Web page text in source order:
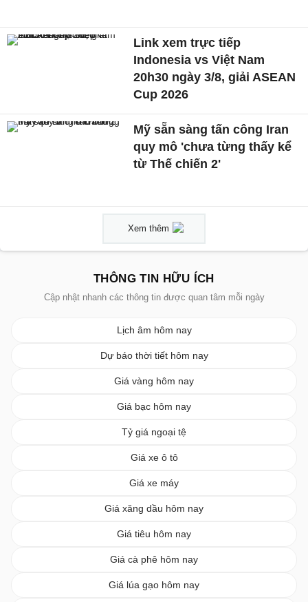
Link xem trực tiếp
Indonesia vs Việt Nam
20h30 ngày 3/8, giải ASEAN
Cup 2026
Mỹ sẵn sàng tấn công Iran
quy mô 'chưa từng thấy kể
từ Thế chiến 2'
Xem thêm
THÔNG TIN HỮU ÍCH
Cập nhật nhanh các thông tin được quan tâm mỗi ngày
Lịch âm hôm nay
Dự báo thời tiết hôm nay
Giá vàng hôm nay
Giá bạc hôm nay
Tỷ giá ngoại tệ
Giá xe ô tô
Giá xe máy
Giá xăng dầu hôm nay
Giá tiêu hôm nay
Giá cà phê hôm nay
Giá lúa gạo hôm nay